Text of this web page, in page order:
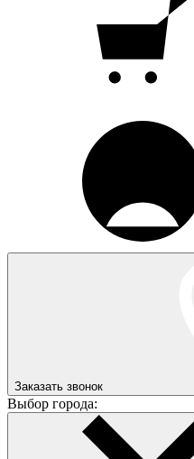
Заказать звонок
Выбор города: